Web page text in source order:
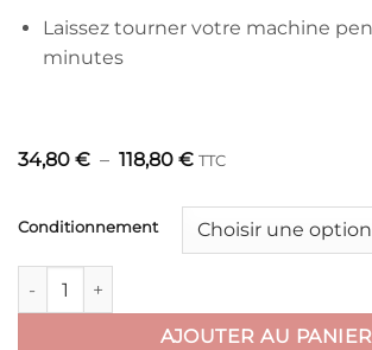
Laissez tourner votre machine
minutes
34,80 € – 118,80 €Plage
à
118,80 €
TTC
Conditionnement
quantité de Huile OIL
AJOUTER AU PANIER